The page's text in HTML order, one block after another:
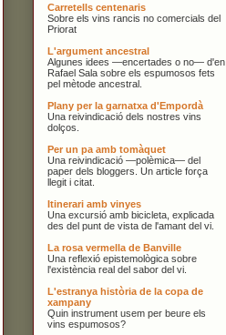
Carretells centenaris
Sobre els vins rancis no comercials del
Priorat
L'argument ancestral
Algunes idees —encertades o no— d'en
Rafael Sala sobre els espumosos fets
pel mètode ancestral.
Plany per la garnatxa d'Empordà
Una reivindicació dels nostres vins
dolços.
Per un pa amb tomàquet
Una reivindicació —polèmica— del
paper dels bloggers. Un article força
llegit i citat.
Itinerari amb vinyes
Una excursió amb bicicleta, explicada
des del punt de vista de l'amant del vi.
La rosa vermella de Banville
Una reflexió epistemològica sobre
l'existència real del sabor del vi.
L'estranya història de la copa de
xampany
Quin instrument usem per beure els
vins espumosos?